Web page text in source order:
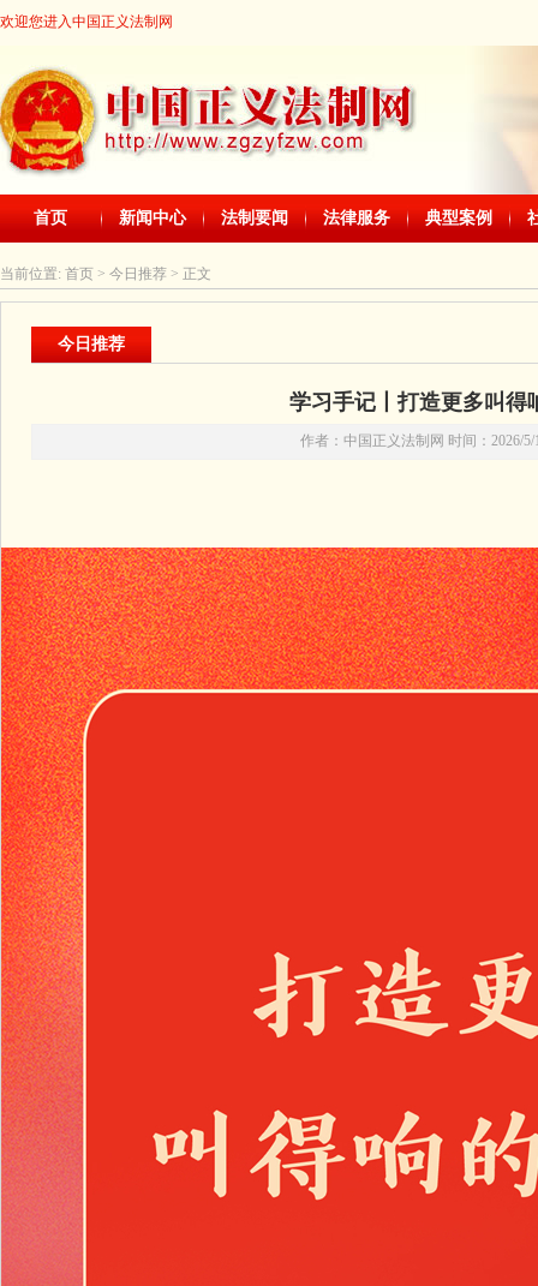
欢迎您进入中国正义法制网
首页 新闻中心 法制要闻 法律服务 典型案例
当前位置: 首页 > 今日推荐 > 正文
今日推荐
学习手记丨打造更多叫得
作者：中国正义法制网 时间：2026/5/